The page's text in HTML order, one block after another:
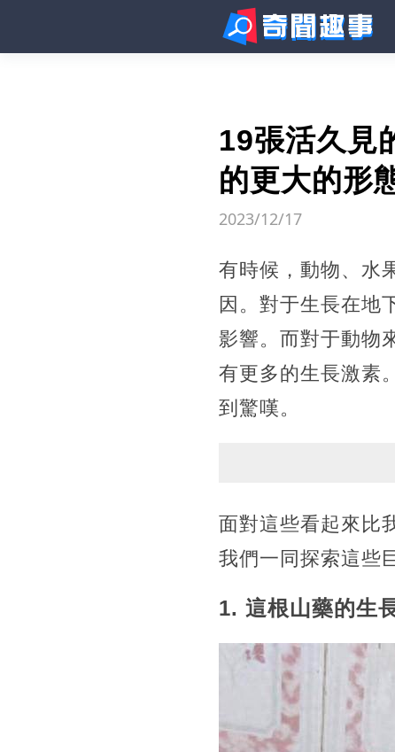
19張活久見
的更大的形
2023/12/17
有時候，動物、水
因。對于生長在地
影響。而對于動物
有更多的生長激素
到驚嘆。
面對這些看起來比
我們一同探索這些
1. 這根山藥的生